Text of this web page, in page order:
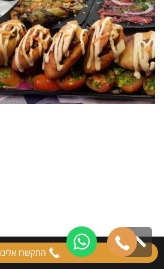
גלילה
לראש התקשרו אלינו